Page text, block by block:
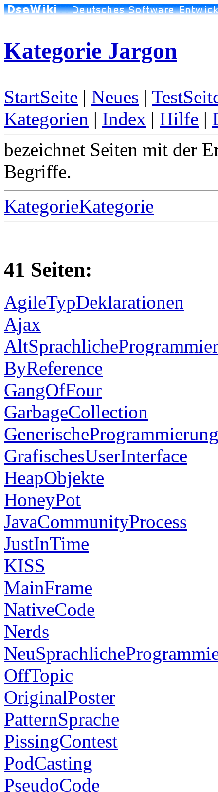
Kategorie Jargon
StartSeite | Neues |
Kategorien | Index | Hilfe |
bezeichnet Seiten mit der
Begriffe.
KategorieKategorie
41 Seiten:
AgileTypDeklarationen
Ajax
ByReference
GangOfFour
GarbageCollection
GenerischeProgrammierung
GrafischesUserInterface
HeapObjekte
HoneyPot
JavaCommunityProcess
JustInTime
KISS
MainFrame
NativeCode
Nerds
OffTopic
OriginalPoster
PatternSprache
PissingContest
PodCasting
PseudoCode